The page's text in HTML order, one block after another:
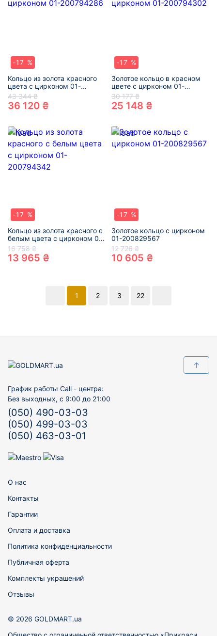
-17 %
Кольцо из золота красного
цвета с цирконом 01-
200794286
43 344 ₴
36 120 ₴
-17 %
Золотое кольцо в красном
цвете с цирконом 01-
200794302
30 177 ₴
25 148 ₴
-17 %
Кольцо из золота красного с
белым цвета с цирконом 01-
200794342
16 758 ₴
13 965 ₴
-17 %
Золотое кольцо с цирконом
01-200829567
12 726 ₴
10 605 ₴
1 2 3 22
↑
График работы Call - центра:
Без выходных, с 9:00 до 21:00
(050) 490-03-03
(050) 499-03-03
(050) 463-03-01
О нас
Контакты
Гарантии
Оплата и доставка
Политика конфиденциальности
Публичная оферта
Комплекты украшений
Отзывы
© 2026 GOLDMART.ua